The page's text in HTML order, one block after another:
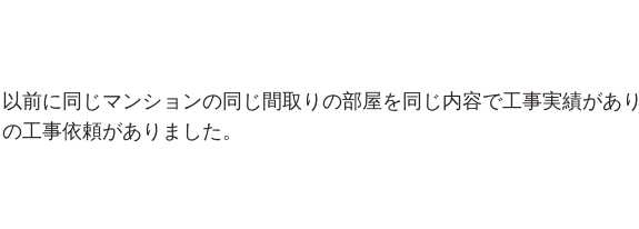
以前に同じマンションの同じ間取りの部屋を同じ内容で工事実績があ
の工事依頼がありました。